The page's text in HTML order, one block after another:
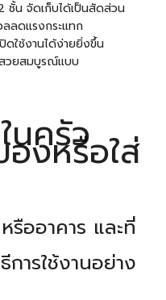
ชั้น จัดเก็บได้เป็นสัดส่วน
ลดแรงกระแทก
ดใช้งานได้ง่ายยิ่งขึ้น
สวยสมบูรณ์แบบ
นครัว
งหรือใส่
รืออาคาร และที่
ารใช้งานอย่าง